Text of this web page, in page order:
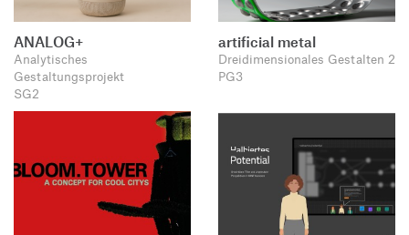
ANALOG+
Analytisches
Gestaltungsprojekt
SG2
artificial metal
Dreidimensionales Gestalten 2
PG3